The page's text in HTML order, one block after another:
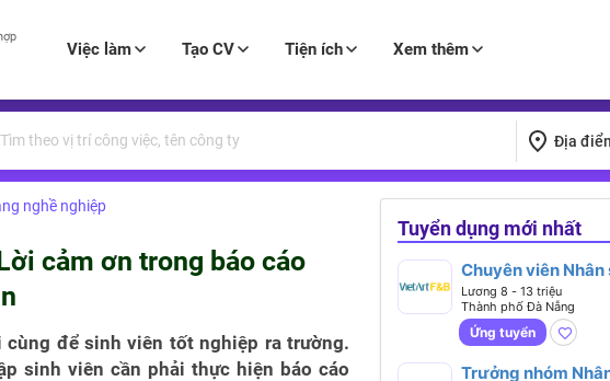
Việc làm Tạo CV Tiện ích Xem thêm
Địa
nghề nghiệp
cảm ơn trong báo cáo
để sinh viên tốt nghiệp ra trường.
sinh viên cần phải thực hiện báo cáo
Tuyển dụng mới nhất
Chuyên viên Nhân
Lương 8 - 13 triệu
Thành phố Đà Nẵng
Ứng tuyển
Trưởng nhóm